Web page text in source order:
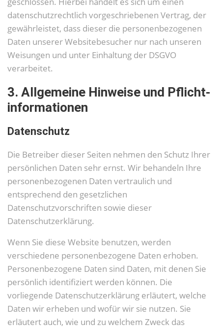
datenschutzrechtlich vorgeschriebenen Vertrag, der
gewährleistet, dass dieser die personenbezogenen
Daten unserer Websitebesucher nur nach unseren
Weisungen und unter Einhaltung der DSGVO
verarbeitet.
3. Allgemeine Hinweise und Pflicht­
informationen
Datenschutz
Die Betreiber dieser Seiten nehmen den Schutz Ihrer
persönlichen Daten sehr ernst. Wir behandeln Ihre
personenbezogenen Daten vertraulich und
entsprechend den gesetzlichen
Datenschutzvorschriften sowie dieser
Datenschutzerklärung.
Wenn Sie diese Website benutzen, werden
verschiedene personenbezogene Daten erhoben.
Personenbezogene Daten sind Daten, mit denen Sie
persönlich identifiziert werden können. Die
vorliegende Datenschutzerklärung erläutert, welche
Daten wir erheben und wofür wir sie nutzen. Sie
erläutert auch, wie und zu welchem Zweck das